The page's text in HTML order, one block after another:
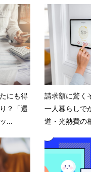
にも得
？「還
...
請求額に驚く
一人暮らしで
道・光熱費の